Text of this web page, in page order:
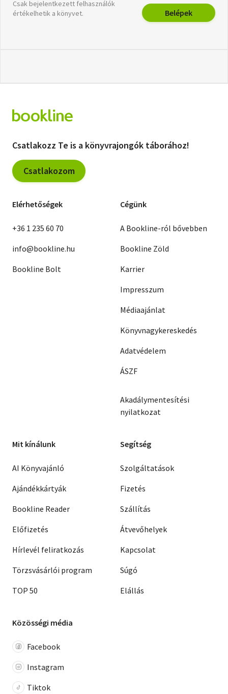
Csak bejelentkezett felhasználók
értékelhetik a könyvet.
Belépek
Csatlakozz Te is a könyvrajongók táborához!
Csatlakozom
Elérhetőségek
+36 1 235 60 70
info@bookline.hu
Bookline Bolt
Cégünk
A Bookline-ról bővebben
Bookline Zöld
Karrier
Impresszum
Médiaajánlat
Könyvnagykereskedés
Adatvédelem
ÁSZF
Akadálymentesítési
nyilatkozat
Mit kínálunk
AI Könyvajánló
Ajándékkártyák
Bookline Reader
Előfizetés
Hírlevél feliratkozás
Törzsvásárlói program
TOP 50
Segítség
Szolgáltatások
Fizetés
Szállítás
Átvevőhelyek
Kapcsolat
Súgó
Elállás
Közösségi média
Facebook
Instagram
Tiktok